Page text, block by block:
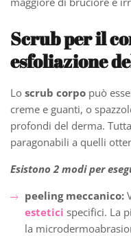
Scrub per il
esfoliazione
Lo scrub corpo può
creme e guanti, o
profondi del derma.
paragonabili a quelli
Esistono 2 modi per
peeling meccanico:
estetici specifici. La
la